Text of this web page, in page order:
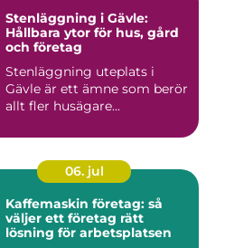
Stenläggning i Gävle:
Hållbara ytor för hus, gård
och företag
Stenläggning uteplats i
Gävle är ett ämne som berör
allt fler husägare...
06. jul
Kaffemaskin företag: så
väljer ett företag rätt
lösning för arbetsplatsen